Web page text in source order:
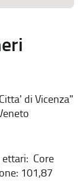
di Vicenza"
ettari: Core
101,87